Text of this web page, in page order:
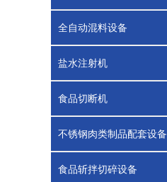
全自动混料设备
盐水注射机
食品切断机
不锈钢肉类制品配套设备
食品斩拌切碎设备